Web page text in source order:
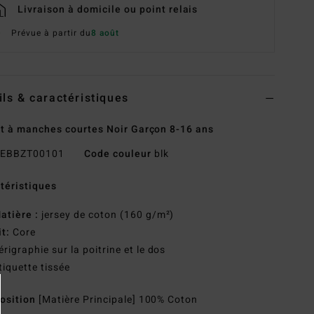
Livraison à domicile ou point relais
Prévue à partir du8 août
& caractéristiques
à manches courtes Noir Garçon 8-16 ans
EBBZT00101 Code couleur blk
: jersey de coton (160 g/m²)
Core
sur la poitrine et le dos
tissée
[Matière Principale] 100% Coton